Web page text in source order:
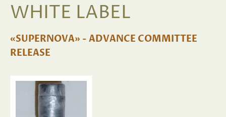
WHITE LABEL
«SUPERNOVA» - ADVANCE COMMITTEE
RELEASE